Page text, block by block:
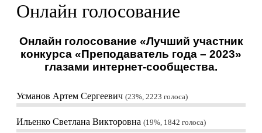
Онлайн голосование
Онлайн голосование «Лучший участник
конкурса «Преподаватель года – 2023»
глазами интернет-сообщества.
Усманов Артем Сергеевич 23%, 2223 голоса
Ильенко Светлана Викторовна 19%, 1842 голоса